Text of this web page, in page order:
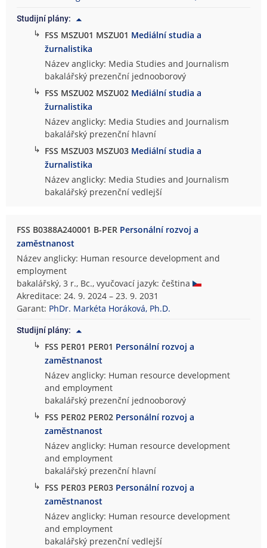
Studijní plány:
↳ FSS MSZU01 MSZU01 Mediální studia a
žurnalistika
Název anglicky: Media Studies and Journalism
bakalářský prezenční jednooborový
↳ FSS MSZU02 MSZU02 Mediální studia a
žurnalistika
Název anglicky: Media Studies and Journalism
bakalářský prezenční hlavní
↳ FSS MSZU03 MSZU03 Mediální studia a
žurnalistika
Název anglicky: Media Studies and Journalism
bakalářský prezenční vedlejší
FSS B0388A240001 B-PER Personální rozvoj a
zaměstnanost
Název anglicky: Human resource development and
employment
bakalářský, 3 r., Bc., vyučovací jazyk: čeština
Akreditace: 24. 9. 2024 – 23. 9. 2031
Garant: PhDr. Markéta Horáková, Ph.D.
Studijní plány:
↳ FSS PER01 PER01 Personální rozvoj a
zaměstnanost
Název anglicky: Human resource development
and employment
bakalářský prezenční jednooborový
↳ FSS PER02 PER02 Personální rozvoj a
zaměstnanost
Název anglicky: Human resource development
and employment
bakalářský prezenční hlavní
↳ FSS PER03 PER03 Personální rozvoj a
zaměstnanost
Název anglicky: Human resource development
and employment
bakalářský prezenční vedlejší